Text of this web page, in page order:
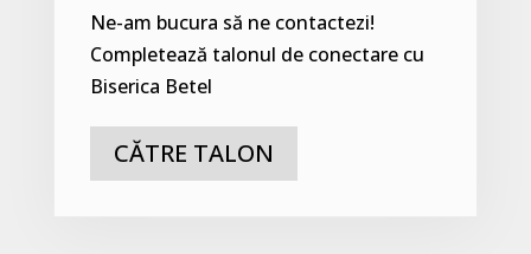
Ne-am bucura să ne contactezi!
Completează talonul de conectare cu
Biserica Betel
CĂTRE TALON